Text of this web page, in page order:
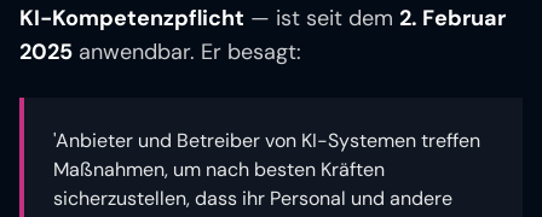
KI-Kompetenzpflicht — ist seit dem 2. Februar
2025 anwendbar. Er besagt:
'Anbieter und Betreiber von KI-Systemen treffen
Maßnahmen, um nach besten Kräften
sicherzustellen, dass ihr Personal und andere